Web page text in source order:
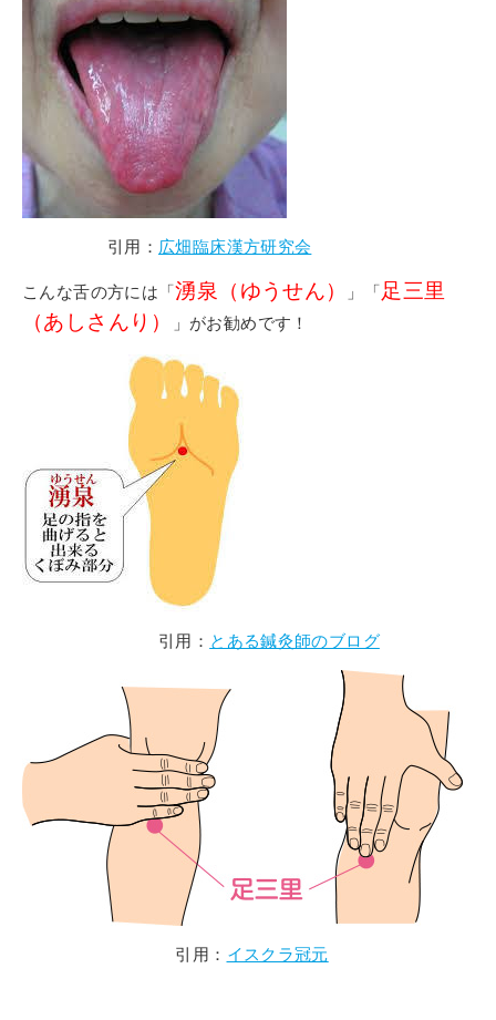
引用： 広畑臨床漢方研究会
こんな舌の方には「湧泉（ゆうせん） 」「足三里
（あしさんり）
」がお勧めです！
引用： とある鍼灸師のブログ
引用： イスクラ冠元